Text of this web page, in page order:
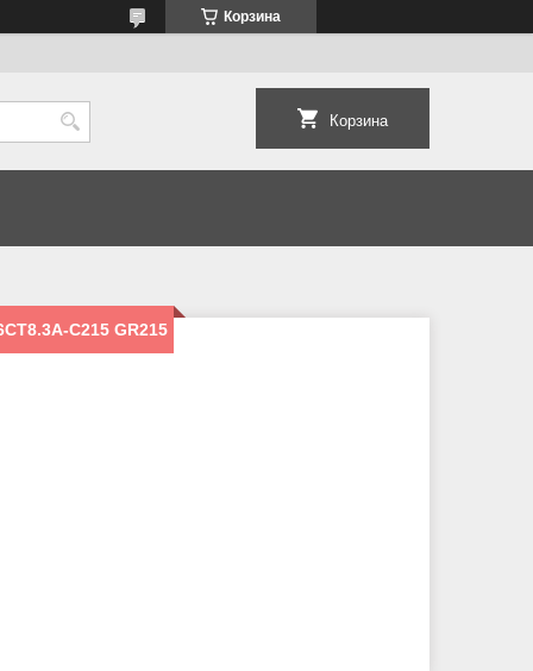
Корзина
Корзина
C215 GR215